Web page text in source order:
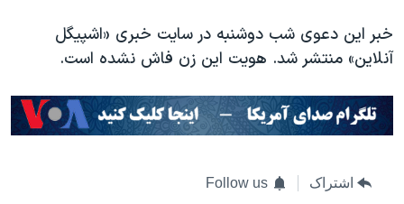
خبر این دعوی شب دوشنبه در سایت خبری «اشپیگل
آنلاین» منتشر شد. هویت این زن فاش نشده است.
اشتراک Follow us